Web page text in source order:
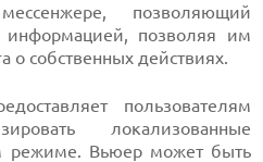
позволяющий
информацией, позволяя им
о собственных действиях.
пользователям
локализованные
режиме. Вьюер может быть